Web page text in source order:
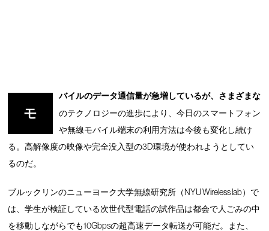
モ
バイルのデータ通信量が急増しているが、さまざまな
のテクノロジーの進歩により、今日のスマートフォン
や無線モバイル端末の利用方法は今後も変化し続け
る。高解像度の映像や完全没入型の3D環境が使われようとしてい
るのだ。
ブルックリンのニューヨーク大学無線研究所（NYU Wireless lab）で
は、学生が検証している次世代型電話の試作品は都会で人ごみの中
を移動しながらでも10Gbpsの超高速データ転送が可能だ。また、